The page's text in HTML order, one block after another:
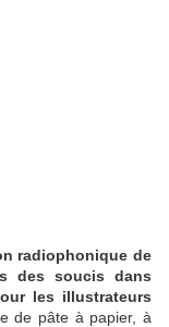
radiophonique de
des soucis dans
les illustrateurs
de pâte à papier, à